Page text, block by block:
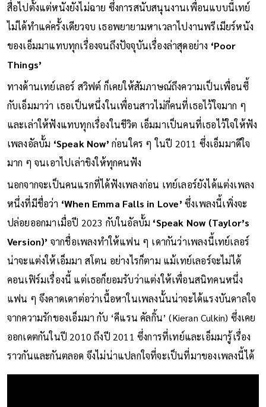
สื่อไปตั้งแต่หนังยังไม่ฉาย ซึ่งการสนับสนุนงานเพื่อนแบบนี้เทย์
ไม่ได้ทำแค่ครั้งเดียวจบ เธอพยายามหาเวลาไปงานพรีเมียร์หนัง
ของเอ็มมาแทบทุกเรื่องจนถึงปัจจุบันเรื่องล่าสุดอย่าง ‘Poor
Things’
ทางด้านเทย์เลอร์ สวิฟต์ ก็เคยให้สัมภาษณ์ถึงความเป็นเพื่อนซี้
กับเอ็มมาว่า เธอเป็นหนึ่งในเพื่อนสาวไม่กี่คนที่เธอไว้ใจมาก ๆ
และเล่าให้ฟังแทบทุกเรื่องในชีวิต เอ็มมาเป็นคนที่เธอไว้ใจให้ฟัง
เพลงอัลบั้ม ‘Speak Now’ ก่อนใคร ๆ ในปี 2011 ซึ่งเอ็มมาดีใจ
มาก ๆ จนเอาไปเล่าขิงให้ทุกคนฟัง
นอกจากจะเป็นคนแรกที่ได้ฟังเพลงก่อน เทย์เลอร์ยังได้แต่งเพลง
หนึ่งที่มีชื่อว่า ‘When Emma Falls in Love’ซึ่งเพลงนี้เพิ่งจะ
ปล่อยออกมาเมื่อปี 2023 กับในอัลบั้ม ‘Speak Now (Taylor’s
Version)’ จากชื่อเพลงทำให้แฟน ๆ เดากันว่าเพลงนี้เทย์เลอร์
น่าจะแต่งให้เอ็มมา สโตน อย่างไรก็ตาม แม้เทย์เลอร์จะไม่ได้
คอนเฟิร์มเรื่องนี้ แต่เธอก็ยอมรับว่าแต่งให้เพื่อนสนิทคนหนึ่ง
แฟน ๆ จึงคาดเดาต่อว่าเนื้อหาในเพลงนั้นน่าจะได้แรงบันดาลใจ
จากความรักของเอ็มมา กับ ‘คีแรน คัลกิ้น’ (Kieran Culkin) ซึ่งเคย
ออกเดตกันในปี 2010 ถึงปี 2011 ซึ่งการที่เทย์และเอ็มมารู้เรื่อง
ราวกันและกันตลอด จึงไม่น่าแปลกใจที่จะเป็นที่มาของเพลงนี้ได้